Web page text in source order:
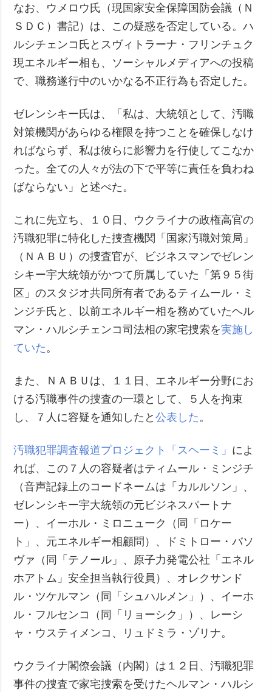
なお、ウメロウ氏（現国家安全保障国防会議（Ｎ
ＳＤＣ）書記）は、この疑惑を否定している。ハ
ルシチェンコ氏とスヴィトラーナ・フリンチュク
現エネルギー相も、ソーシャルメディアへの投稿
で、職務遂行中のいかなる不正行為も否定した。
ゼレンシキー氏は、「私は、大統領として、汚職
対策機関があらゆる権限を持つことを確保しなけ
ればならず、私は彼らに影響力を行使してこなか
った。全ての人々が法の下で平等に責任を負わね
ばならない」と述べた。
これに先立ち、１０日、ウクライナの政権高官の
汚職犯罪に特化した捜査機関「国家汚職対策局」
（ＮＡＢＵ）の捜査官が、ビジネスマンでゼレン
シキー宇大統領がかつて所属していた「第９５街
区」のスタジオ共同所有者であるティムール・ミ
ンジチ氏と、以前エネルギー相を務めていたヘル
マン・ハルシチェンコ司法相の家宅捜索を実施し
ていた。
また、ＮＡＢＵは、１１日、エネルギー分野にお
ける汚職事件の捜査の一環として、５人を拘束
し、７人に容疑を通知したと公表した。
汚職犯罪調査報道プロジェクト「スヘーミ」 によ
れば、この７人の容疑者はティムール・ミンジチ
（音声記録上のコードネームは「カルルソン」、
ゼレンシキー宇大統領の元ビジネスパートナ
ー）、イーホル・ミロニューク（同「ロケー
ト」、元エネルギー相顧問）、ドミトロー・バソ
ヴァ（同「テノール」、原子力発電公社「エネル
ホアトム」安全担当執行役員）、オレクサンド
ル・ツケルマン（同「シュハルメン」）、イーホ
ル・フルセンコ（同「リョーシク」）、レーシ
ャ・ウスティメンコ、リュドミラ・ゾリナ。
ウクライナ閣僚会議（内閣）は１２日、汚職犯罪
事件の捜査で家宅捜索を受けたヘルマン・ハルシ